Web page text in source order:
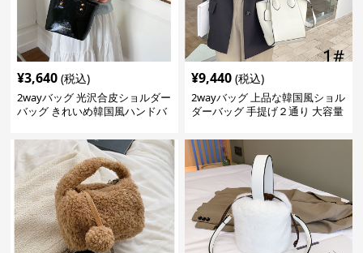
¥3,640 (税込)
2wayバッグ 光沢合皮ショルダー
バッグ きれいめ韓国風ハンドバ
¥9,440 (税込)
2wayバッグ 上品な韓国風ショル
ダーバッグ 手提げ２通り 大容量